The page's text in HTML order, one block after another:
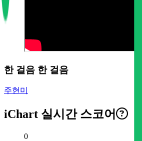
한 걸음 한 걸음
주현미
iChart 실시간 스코어
현재 스코어
0